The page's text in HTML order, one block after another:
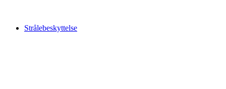
Strålebeskyttelse